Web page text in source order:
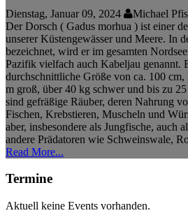
Dienstag, Januar 09, 2024 Michael
Der Dorsch ( Gadus morhua ) ist einer
unserer Küstengewässer und Meere. In
bezeichnet, wird er im gesamten
Pazifik vielfach auch Kabeljau genannt.
durchschnittliche Größe von ca. 100 cm,
m groß, über 40 kg schwer und bis zu
sind gefräßige Räuber, deren Nahrung
Fischen, Krebstieren, Muscheln und
aber, insbesondere als Jungfische, auch
andere Prädatoren wie Schweinswale,
Read More...
Termine
Aktuell keine Events vorhanden.